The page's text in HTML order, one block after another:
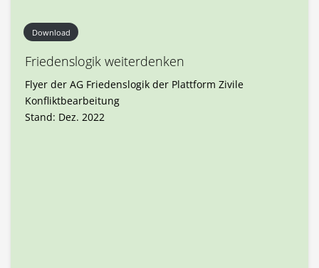
Download
Friedenslogik weiterdenken
Flyer der AG Friedenslogik der Plattform Zivile
Konfliktbearbeitung
Stand: Dez. 2022